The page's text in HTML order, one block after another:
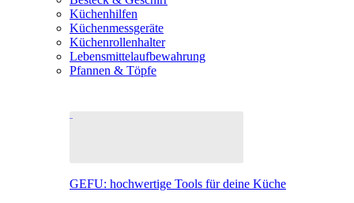
Küchenhilfen
Küchenmessgeräte
Küchenrollenhalter
Lebensmittelaufbewahrung
Pfannen & Töpfe
GEFU: hochwertige Tools für deine Küche